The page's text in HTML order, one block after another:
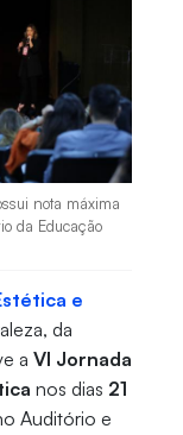
nota máxima
da Educação
e
da
a VI Jornada
nos dias 21
Auditório e